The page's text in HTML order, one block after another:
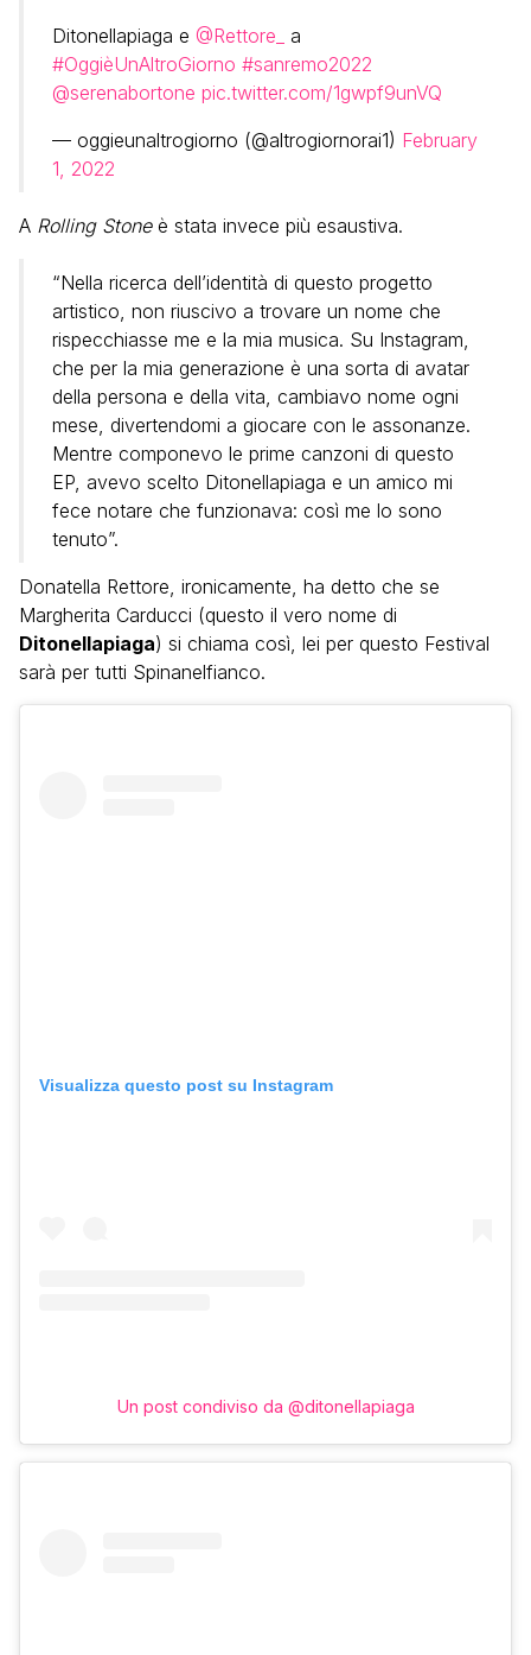
Ditonellapiaga e @Rettore_
a
#OggièUnAltroGiorno #sanremo2022
@serenabortone pic.twitter.com/1gwpf9unVQ
— oggieunaltrogiorno (@altrogiornorai1) February
1, 2022
A Rolling Stoneè stata invece più esaustiva.
“Nella ricerca dell’identità di questo progetto
artistico, non riuscivo a trovare un nome che
rispecchiasse me e la mia musica. Su Instagram,
che per la mia generazione è una sorta di avatar
della persona e della vita, cambiavo nome ogni
mese, divertendomi a giocare con le assonanze.
Mentre componevo le prime canzoni di questo
EP, avevo scelto Ditonellapiaga e un amico mi
fece notare che funzionava: così me lo sono
tenuto”.
Donatella Rettore, ironicamente, ha detto che se
Margherita Carducci (questo il vero nome di
Ditonellapiaga) si chiama così, lei per questo Festival
sarà per tutti Spinanelfianco.
Visualizza questo post su Instagram
Un post condiviso da @ditonellapiaga